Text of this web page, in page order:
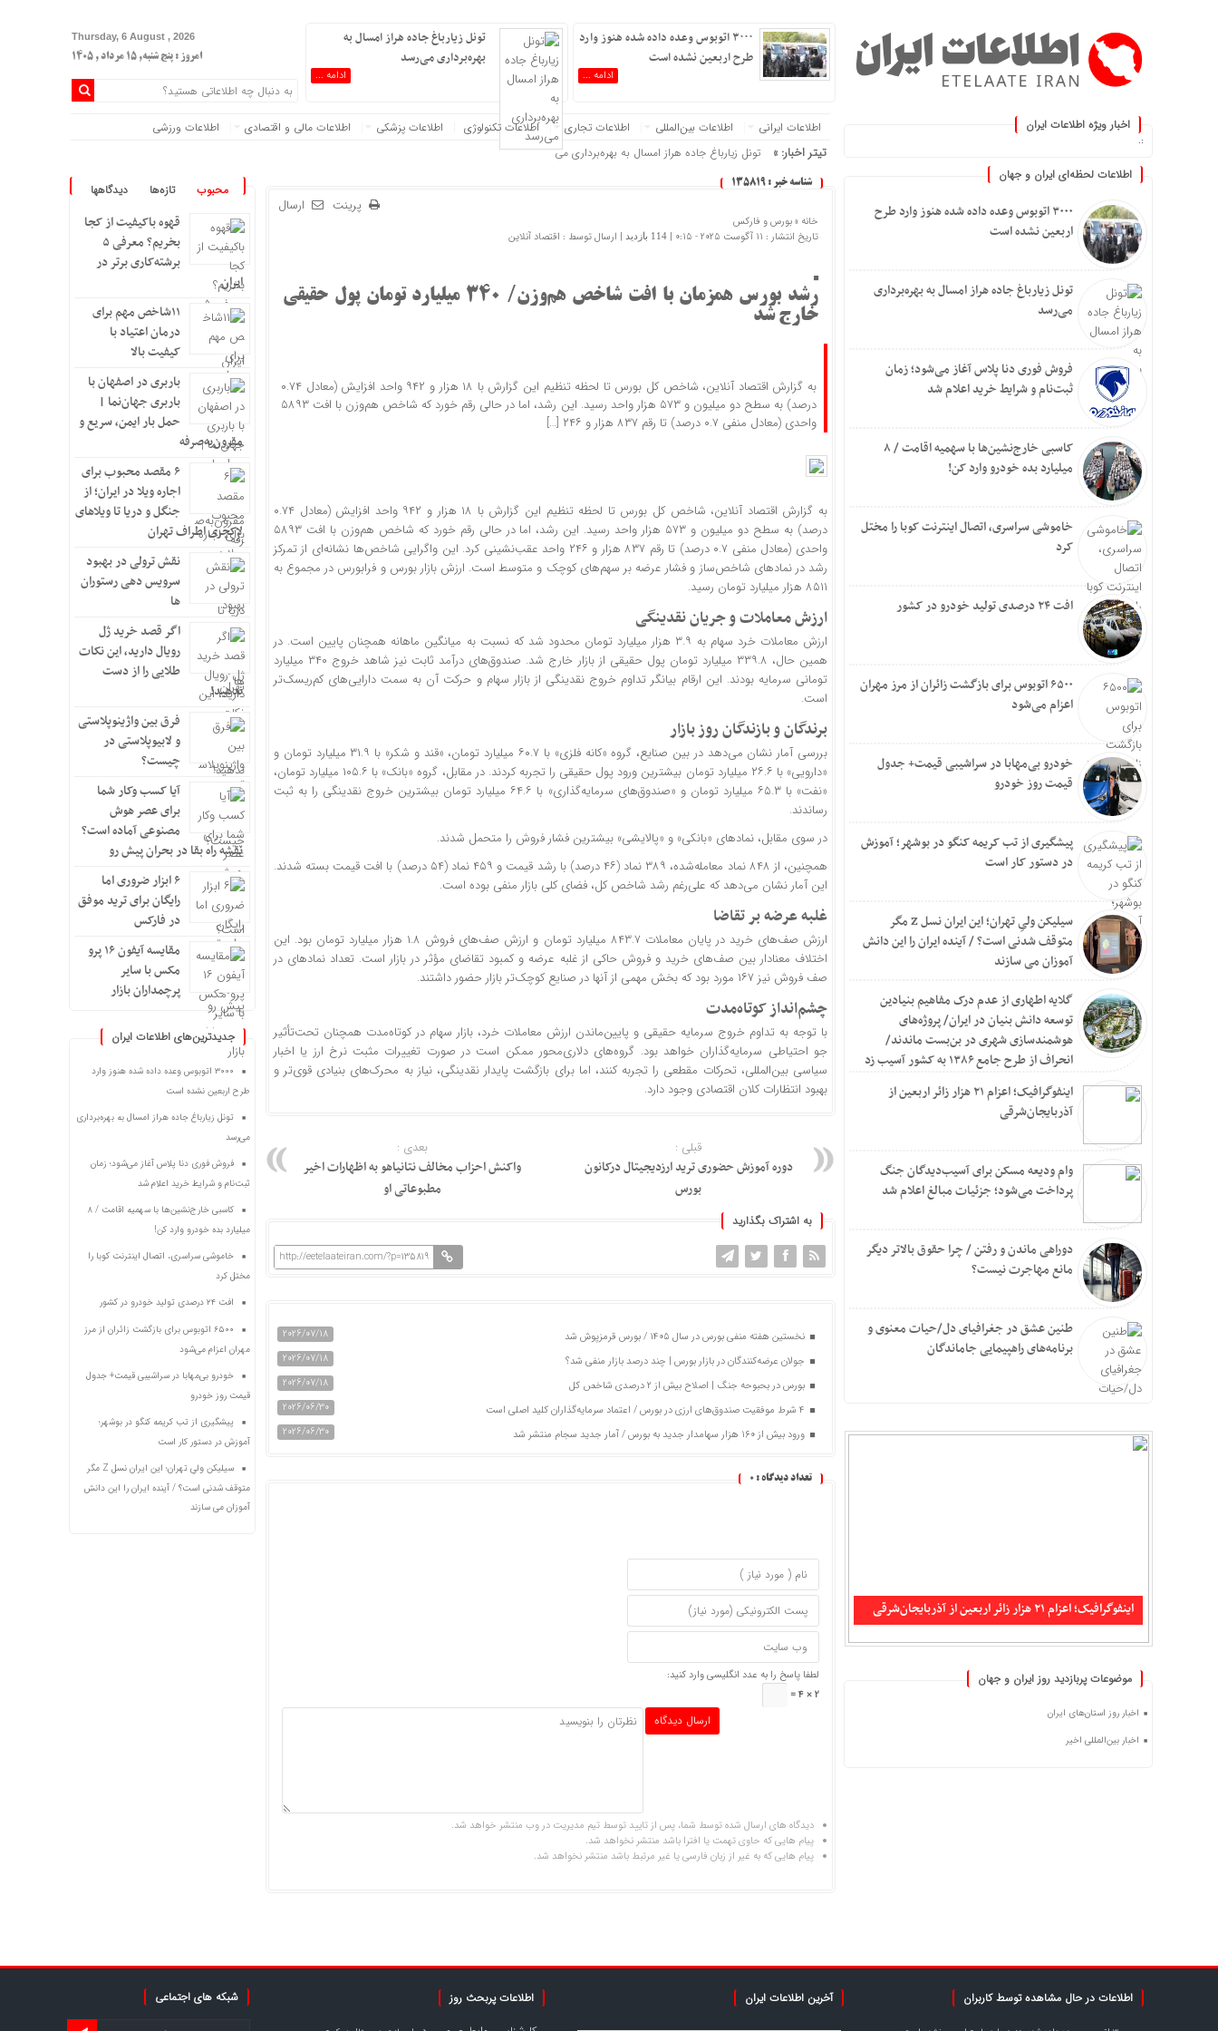
اخبار ویژه اطلاعات ایران
اطلاعات لحظه‌ای ایران و جهان
۳۰۰۰ اتوبوس وعده داده شده هنوز وارد طرح
اربعین نشده است
تونل زیارباغ جاده هراز امسال به بهره‌برداری
می‌رسد
فروش فوری دنا پلاس آغاز می‌شود؛ زمان
ثبت‌نام و شرایط خرید اعلام شد
کاسبی خارج‌نشین‌ها با سهمیه اقامت / ۸
میلیارد بده خودرو وارد کن!
خاموشی سراسری، اتصال اینترنت کوبا را مختل
کرد
افت ۲۴ درصدی تولید خودرو در کشور
۶۵۰۰ اتوبوس برای بازگشت زائران از مرز مهران
اعزام می‌شود
خودرو بی‌مهابا در سراشیبی قیمت+ جدول
قیمت روز خودرو
پیشگیری از تب کریمه کنگو در بوشهر؛ آموزش
در دستور کار است
سیلیکن ولیِ تهران؛ این ایران نسل Z مگر
متوقف شدنی است؟ / آینده ایران را این دانش
آموزان می سازند
گلایه اطهاری از عدم درک مفاهیم بنیادین
توسعه دانش بنیان در ایران/ پروژه‌های
هوشمندسازی شهری در بن‌بست ماندند/
انحراف از طرح جامع ۱۳۸۶ به کشور آسیب زد
اینفوگرافیک؛ اعزام ۲۱ هزار زائر اربعین از
آذربایجان‌شرقی
وام ودیعه مسکن برای آسیب‌دیدگان جنگ
پرداخت می‌شود؛ جزئیات مبالغ اعلام شد
دوراهی ماندن و رفتن / چرا حقوق بالاتر دیگر
مانع مهاجرت نیست؟
طنین عشق در جغرافیای دل/حیات معنوی و
برنامه‌های راهپیمایی جاماندگان
اینفوگرافیک؛ اعزام ۲۱ هزار زائر اربعین از آذربایجان‌شرقی
موضوعات پربازدید روز ایران و جهان
اخبار روز استان‌های ایران
اخبار بین‌المللی اخیر
۳۰۰۰ اتوبوس وعده داده شده هنوز وارد
طرح اربعین نشده است
ادامه ...
تونل زیارباغ جاده هراز امسال به
بهره‌برداری می‌رسد
ادامه ...
Thursday, 6 August , 2026
امروز : پنج شنبه, ۱۵ مرداد , ۱۴۰۵
اطلاعات‌ ‎ایرانی اطلاعات بین‌المللی اطلاعات تجاری اطلاعات تکنولوژی اطلاعات پزشکی اطلاعات مالی و اقتصادی اطلاعات ورزشی
تیتر اخبار: » تونل زیارباغ جاده هراز امسال به بهره‌برداری می‌رسد
شناسه خبر : 135819
ارسال پرینت
خانه »بورس و فارکس
تاریخ انتشار : 11 آگوست 2025 - 0:15 |
114 بازدید | ارسال توسط : اقتصاد آنلاین
رشد بورس همزمان با افت شاخص هم‌وزن/ ۳۴۰ میلیارد تومان پول حقیقی
خارج شد
به گزارش اقتصاد آنلاین، شاخص کل بورس تا لحظه تنظیم این گزارش با ۱۸ هزار و ۹۴۲ واحد افزایش (معادل ۰.۷۴
درصد) به سطح دو میلیون و ۵۷۳ هزار واحد رسید. این رشد، اما در حالی رقم خورد که شاخص هم‌وزن با افت ۵۸۹۳
واحدی (معادل منفی ۰.۷ درصد) تا رقم ۸۳۷ هزار و ۲۴۶ […]
به گزارش اقتصاد آنلاین، شاخص کل بورس تا لحظه تنظیم این گزارش با ۱۸ هزار و ۹۴۲ واحد افزایش (معادل ۰.۷۴
درصد) به سطح دو میلیون و ۵۷۳ هزار واحد رسید. این رشد، اما در حالی رقم خورد که شاخص هم‌وزن با افت ۵۸۹۳
واحدی (معادل منفی ۰.۷ درصد) تا رقم ۸۳۷ هزار و ۲۴۶ واحد عقب‌نشینی کرد. این واگرایی شاخص‌ها نشانه‌ای از تمرکز
رشد در نماد‌های شاخص‌ساز و فشار عرضه بر سهم‌های کوچک و متوسط است. ارزش بازار بورس و فرابورس در مجموع به
۸۵۱۱ هزار میلیارد تومان رسید.
ارزش معاملات و جریان نقدینگی
ارزش معاملات خرد سهام به ۳.۹ هزار میلیارد تومان محدود شد که نسبت به میانگین ماهانه همچنان پایین است. در
همین حال، ۳۳۹.۸ میلیارد تومان پول حقیقی از بازار خارج شد. صندوق‌های درآمد ثابت نیز شاهد خروج ۳۴۰ میلیارد
تومانی سرمایه بودند. این ارقام بیانگر تداوم خروج نقدینگی از بازار سهام و حرکت آن به سمت دارایی‌های کم‌ریسک‌تر
است.
برندگان و بازندگان روز بازار
بررسی آمار نشان می‌دهد در بین صنایع، گروه «کانه فلزی» با ۶۰.۷ میلیارد تومان، «قند و شکر» با ۳۱.۹ میلیارد تومان و
«دارویی» با ۲۶.۶ میلیارد تومان بیشترین ورود پول حقیقی را تجربه کردند. در مقابل، گروه «بانک» با ۱۰۵.۶ میلیارد تومان،
«نفت» با ۶۵.۳ میلیارد تومان و «صندوق‌های سرمایه‌گذاری» با ۶۴.۶ میلیارد تومان بیشترین خروج نقدینگی را به ثبت
رساندند.
در سوی مقابل، نماد‌های «بانکی» و «پالایشی» بیشترین فشار فروش را متحمل شدند.
همچنین، از ۸۴۸ نماد معامله‌شده، ۳۸۹ نماد (۴۶ درصد) با رشد قیمت و ۴۵۹ نماد (۵۴ درصد) با افت قیمت بسته شدند.
این آمار نشان می‌دهد که علی‌رغم رشد شاخص کل، فضای کلی بازار منفی بوده است.
غلبه عرضه بر تقاضا
ارزش صف‌های خرید در پایان معاملات ۸۴۳.۷ میلیارد تومان و ارزش صف‌های فروش ۱.۸ هزار میلیارد تومان بود. این
اختلاف معنادار بین صف‌های خرید و فروش حاکی از غلبه عرضه و کمبود تقاضای مؤثر در بازار است. تعداد نماد‌های در
صف فروش نیز ۱۶۷ مورد بود که بخش مهمی از آنها در صنایع کوچک‌تر بازار حضور داشتند.
چشم‌انداز کوتاه‌مدت
با توجه به تداوم خروج سرمایه حقیقی و پایین‌ماندن ارزش معاملات خرد، بازار سهام در کوتاه‌مدت همچنان تحت‌تأثیر
جو احتیاطی سرمایه‌گذاران خواهد بود. گروه‌های دلاری‌محور ممکن است در صورت تغییرات مثبت نرخ ارز یا اخبار
سیاسی بین‌المللی، تحرکات مقطعی را تجربه کنند، اما برای بازگشت پایدار نقدینگی، نیاز به محرک‌های بنیادی قوی‌تر و
بهبود انتظارات کلان اقتصادی وجود دارد.
بعدی :
واکنش احزاب مخالف نتانیاهو به اظهارات اخیر
مطبوعاتی او
قبلی :
دوره آموزش حضوری ترید ارزدیجیتال درکانون
بورس
به اشتراک بگذارید
http://eetelaateiran.com/?p=135819
نخستین هفته منفی بورس در سال ۱۴۰۵ / بورس قرمزپوش شد
2026/07/18
جولان عرضه‌کنندگان در بازار بورس | چند درصد بازار منفی شد؟
2026/07/18
بورس در بحبوحه جنگ | اصلاح بیش از ۲ درصدی شاخص کل
2026/07/18
2026/06/30
ورود بیش از ۱۶۰ هزار سهامدار جدید به بورس / آمار جدید سجام منتشر شد
2026/06/30
تعداد دیدگاه : 0
لطفا پاسخ را به عدد انگلیسی وارد کنید:
2 × 4 =
دیدگاه های ارسال شده توسط شما، پس از تایید توسط تیم مدیریت در وب منتشر خواهد شد.
پیام هایی که حاوی تهمت یا افترا باشد منتشر نخواهد شد.
پیام هایی که به غیر از زبان فارسی یا غیر مرتبط باشد منتشر نخواهد شد.
محبوب تازه‌ها دیدگاهها
قهوه باکیفیت از کجا
بخریم؟ معرفی ۵
برشته‌کاری برتر در
ایران
۱۱شاخص مهم برای
درمان اعتیاد با
کیفیت بالا
باربری در اصفهان با
باربری جهان‌نما |
حمل بار ایمن، سریع و
مقرون‌به‌صرفه
۶ مقصد محبوب برای
اجاره ویلا در ایران؛ از
جنگل و دریا تا ویلاهای
لاکچری اطراف تهران
نقش ترولی در بهبود
سرویس دهی رستوران
ها
اگر قصد خرید ژل
رویال دارید، این نکات
طلایی را از دست
ندهید!
فرق بین واژینوپلاستی
و لابیوپلاستی در
چیست؟
آیا کسب وکار شما
برای عصر هوش
مصنوعی آماده است؟
نقشه راه بقا در بحران پیش رو
۶ ابزار ضروری اما
رایگان برای ترید موفق
در فارکس
مقایسه آیفون ۱۶ پرو
مکس با سایر
پرچمداران بازار
جدیدترین‌های اطلاعات ایران
۳۰۰۰ اتوبوس وعده داده شده هنوز وارد
طرح اربعین نشده است
تونل زیارباغ جاده هراز امسال به بهره‌برداری
می‌رسد
فروش فوری دنا پلاس آغاز می‌شود؛ زمان
ثبت‌نام و شرایط خرید اعلام شد
کاسبی خارج‌نشین‌ها با سهمیه اقامت / ۸
میلیارد بده خودرو وارد کن!
خاموشی سراسری، اتصال اینترنت کوبا را
مختل کرد
افت ۲۴ درصدی تولید خودرو در کشور
۶۵۰۰ اتوبوس برای بازگشت زائران از مرز
مهران اعزام می‌شود
خودرو بی‌مهابا در سراشیبی قیمت+ جدول
قیمت روز خودرو
پیشگیری از تب کریمه کنگو در بوشهر؛
آموزش در دستور کار است
سیلیکن ولیِ تهران؛ این ایران نسل Z مگر
متوقف شدنی است؟ / آینده ایران را این دانش
آموزان می سازند
اطلاعات در حال مشاهده توسط کاربران آخرین اطلاعات ایران اطلاعات پربحث روز شبکه های اجتماعی